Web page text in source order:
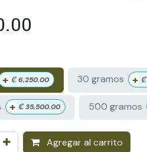
+ ₡6,250.00 30 gramos + ₡
+ ₡35,500.00 500 gramos
Agregar al carrito